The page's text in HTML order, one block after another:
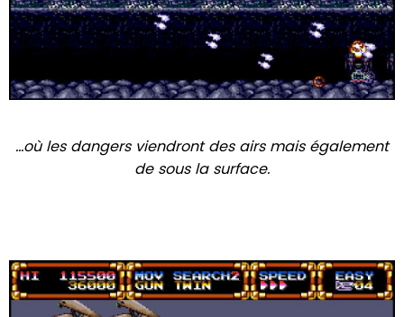
...où les dangers viendront des airs mais également
de sous la surface.